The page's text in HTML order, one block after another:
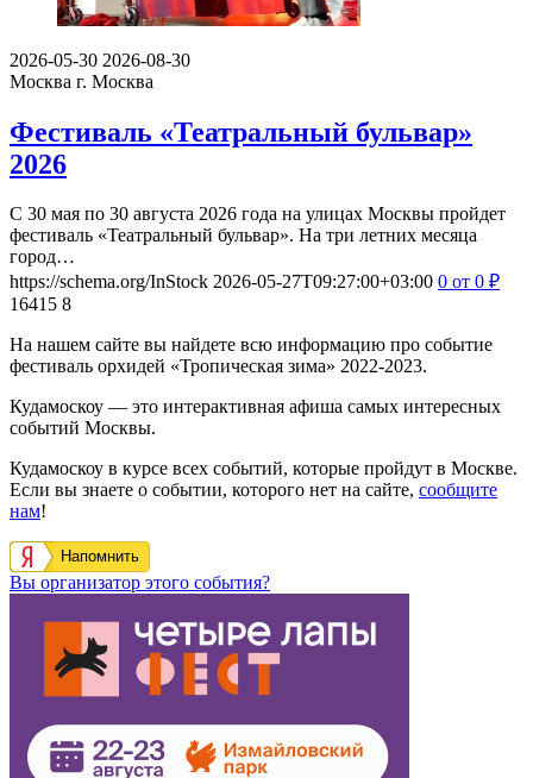
2026-05-30 2026-08-30
Москва г. Москва
Фестиваль «Театральный бульвар»
2026
С 30 мая по 30 августа 2026 года на улицах Москвы пройдет
фестиваль «Театральный бульвар». На три летних месяца
город…
https://schema.org/InStock 2026-05-27T09:27:00+03:00 0 от 0 ₽
16415 8
На нашем сайте вы найдете всю информацию про событие
фестиваль орхидей «Тропическая зима» 2022-2023.
Кудамоскоу — это интерактивная афиша самых интересных
событий Москвы.
Кудамоскоу в курсе всех событий, которые пройдут в Москве.
Если вы знаете о событии, которого нет на сайте, сообщите
нам!
Напомнить
Вы организатор этого события?